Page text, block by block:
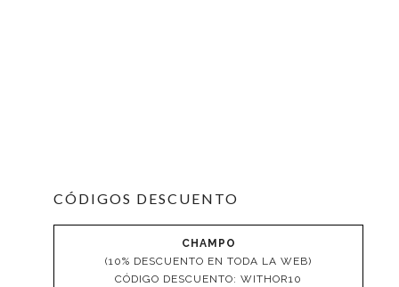
CÓDIGOS DESCUENTO
CHAMPO
(10% DESCUENTO EN TODA LA WEB)
CÓDIGO DESCUENTO: WITHOR10